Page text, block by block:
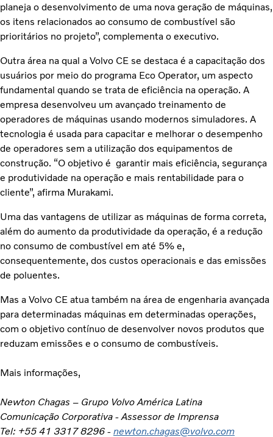
planeja o desenvolvimento de uma nova geração de máquinas,
os itens relacionados ao consumo de combustível são
prioritários no projeto”, complementa o executivo.
Outra área na qual a Volvo CE se destaca é a capacitação dos
usuários por meio do programa Eco Operator, um aspecto
fundamental quando se trata de eficiência na operação. A
empresa desenvolveu um avançado treinamento de
operadores de máquinas usando modernos simuladores. A
tecnologia é usada para capacitar e melhorar o desempenho
de operadores sem a utilização dos equipamentos de
construção. “O objetivo é garantir mais eficiência, segurança
e produtividade na operação e mais rentabilidade para o
cliente”, afirma Murakami.
Uma das vantagens de utilizar as máquinas de forma correta,
além do aumento da produtividade da operação, é a redução
no consumo de combustível em até 5% e,
consequentemente, dos custos operacionais e das emissões
de poluentes.
Mas a Volvo CE atua também na área de engenharia avançada
para determinadas máquinas em determinadas operações,
com o objetivo contínuo de desenvolver novos produtos que
reduzam emissões e o consumo de combustíveis.
Mais informações,
Newton Chagas – Grupo Volvo América Latina
Comunicação Corporativa - Assessor de Imprensa
Tel: +55 41 3317 8296 - newton.chagas@volvo.com